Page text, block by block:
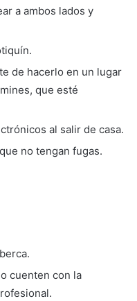
a ambos lados y
de hacerlo en un lugar
que esté
al salir de casa.
no tengan fugas.
cuenten con la